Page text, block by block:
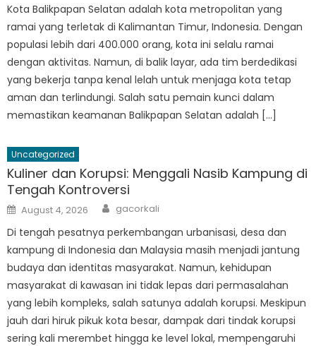
Kota Balikpapan Selatan adalah kota metropolitan yang
ramai yang terletak di Kalimantan Timur, Indonesia. Dengan
populasi lebih dari 400.000 orang, kota ini selalu ramai
dengan aktivitas. Namun, di balik layar, ada tim berdedikasi
yang bekerja tanpa kenal lelah untuk menjaga kota tetap
aman dan terlindungi. Salah satu pemain kunci dalam
memastikan keamanan Balikpapan Selatan adalah […]
Uncategorized
Kuliner dan Korupsi: Menggali Nasib Kampung di
Tengah Kontroversi
Posted
on
August 4, 2026 Author
gacorkali
Di tengah pesatnya perkembangan urbanisasi, desa dan
kampung di Indonesia dan Malaysia masih menjadi jantung
budaya dan identitas masyarakat. Namun, kehidupan
masyarakat di kawasan ini tidak lepas dari permasalahan
yang lebih kompleks, salah satunya adalah korupsi. Meskipun
jauh dari hiruk pikuk kota besar, dampak dari tindak korupsi
sering kali merembet hingga ke level lokal, mempengaruhi